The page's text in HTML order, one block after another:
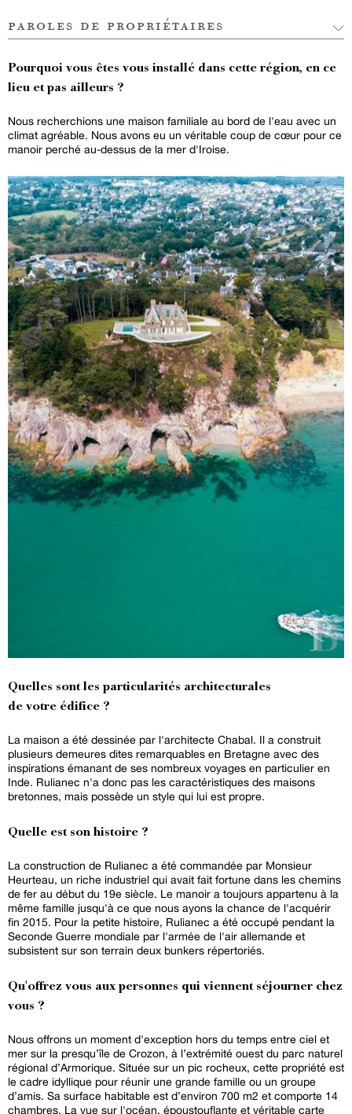
paroles de propriétaires
Pourquoi vous êtes vous installé dans cette région, en ce
lieu et pas ailleurs ?
Nous recherchions une maison familiale au bord de l'eau avec un
climat agréable. Nous avons eu un véritable coup de cœur pour ce
manoir perché au-dessus de la mer d'Iroise.
Quelles sont les particularités architecturales
de votre édifice ?
La maison a été dessinée par l'architecte Chabal. Il a construit
plusieurs demeures dites remarquables en Bretagne avec des
inspirations émanant de ses nombreux voyages en particulier en
Inde. Rulianec n'a donc pas les caractéristiques des maisons
bretonnes, mais possède un style qui lui est propre.
Quelle est son histoire ?
La construction de Rulianec a été commandée par Monsieur
Heurteau, un riche industriel qui avait fait fortune dans les chemins
de fer au début du 19e siècle. Le manoir a toujours appartenu à la
même famille jusqu'à ce que nous ayons la chance de l'acquérir
fin 2015. Pour la petite histoire, Rulianec a été occupé pendant la
Seconde Guerre mondiale par l'armée de l'air allemande et
subsistent sur son terrain deux bunkers répertoriés.
Qu'offrez vous aux personnes qui viennent séjourner chez
vous ?
Nous offrons un moment d'exception hors du temps entre ciel et
mer sur la presqu’île de Crozon, à l’extrémité ouest du parc naturel
régional d’Armorique. Située sur un pic rocheux, cette propriété est
le cadre idyllique pour réunir une grande famille ou un groupe
d’amis. Sa surface habitable est d’environ 700 m2 et comporte 14
chambres. La vue sur l'océan, époustouflante et véritable carte